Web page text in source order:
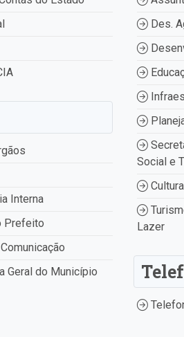
Interna
Prefeito
Geral do Município
Des.
Social e
Lazer